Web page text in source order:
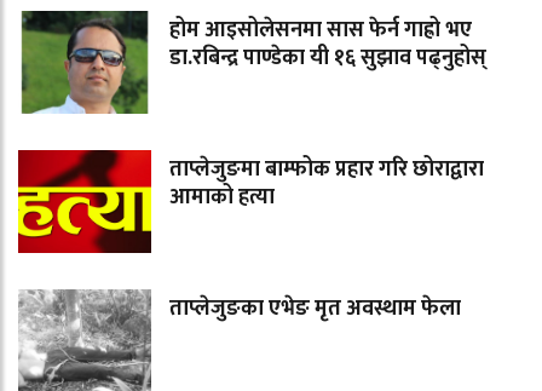
होम आइसोलेसनमा सास फेर्न गाह्रो भए
डा.रबिन्द्र पाण्डेका यी १६ सुझाव पढ्नुहोस्
ताप्लेजुङमा बाम्फोक प्रहार गरि छोराद्वारा
आमाको हत्या
ताप्लेजुङका एभेङ मृत अवस्थाम फेला